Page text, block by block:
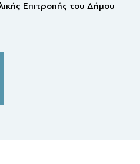
Επιτροπής του Δήμου